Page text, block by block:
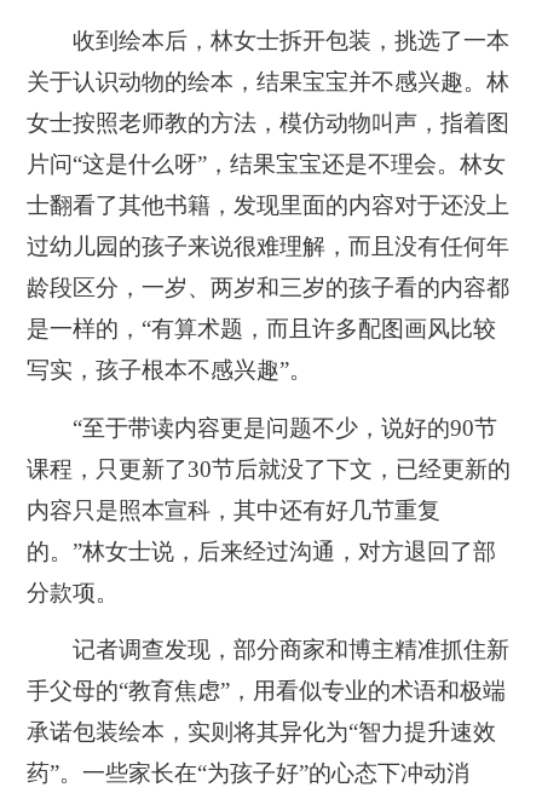
收到绘本后，林女士拆开包装，挑选了一本
关于认识动物的绘本，结果宝宝并不感兴趣。林
女士按照老师教的方法，模仿动物叫声，指着图
片问“这是什么呀”，结果宝宝还是不理会。林女
士翻看了其他书籍，发现里面的内容对于还没上
过幼儿园的孩子来说很难理解，而且没有任何年
龄段区分，一岁、两岁和三岁的孩子看的内容都
是一样的，“有算术题，而且许多配图画风比较
写实，孩子根本不感兴趣”。
“至于带读内容更是问题不少，说好的90节
课程，只更新了30节后就没了下文，已经更新的
内容只是照本宣科，其中还有好几节重复
的。”林女士说，后来经过沟通，对方退回了部
分款项。
记者调查发现，部分商家和博主精准抓住新
手父母的“教育焦虑”，用看似专业的术语和极端
承诺包装绘本，实则将其异化为“智力提升速效
药”。一些家长在“为孩子好”的心态下冲动消